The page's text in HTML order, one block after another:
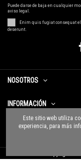
Puede darse de baja en cualquier
aviso legal.
Enim quis fugiat consequat
deserunt.
NOSOTROS
INFORMACIÓN
CONTACTO
Este sitio web utiliza
experiencia, para más